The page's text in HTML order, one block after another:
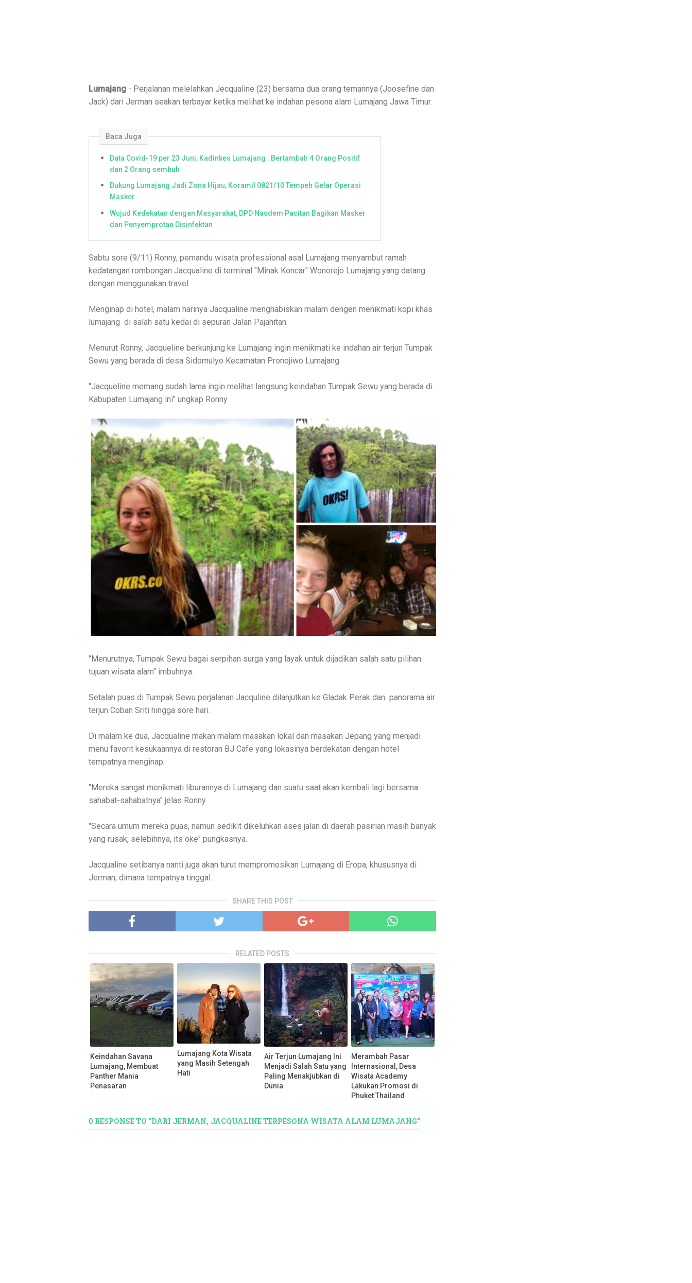
Lumajang - Perjalanan melelahkan Jecqualine (23) bersama dua orang temannya (Joosefine dan
Jack) dari Jerman seakan terbayar ketika melihat ke indahan pesona alam Lumajang Jawa Timur.
Baca Juga
Data Covid-19 per 23 Juni, Kadinkes Lumajang : Bertambah 4 Orang Positif
dan 2 Orang sembuh
Dukung Lumajang Jadi Zona Hijau, Koramil 0821/10 Tempeh Gelar Operasi
Masker
Wujud Kedekatan dengan Masyarakat, DPD Nasdem Pacitan Bagikan Masker
dan Penyemprotan Disinfektan
Sabtu sore (9/11) Ronny, pemandu wisata professional asal Lumajang menyambut ramah
kedatangan rombongan Jacqualine di terminal "Minak Koncar" Wonorejo Lumajang yang datang
dengan menggunakan travel.
Menginap di hotel, malam harinya Jacqualine menghabiskan malam dengen menikmati kopi khas
lumajang di salah satu kedai di sepuran Jalan Pajahitan.
Menurut Ronny, Jacqueline berkunjung ke Lumajang ingin menikmati ke indahan air terjun Tumpak
Sewu yang berada di desa Sidomulyo Kecamatan Pronojiwo Lumajang.
"Jacqueline memang sudah lama ingin melihat langsung keindahan Tumpak Sewu yang berada di
Kabupaten Lumajang ini" ungkap Ronny.
"Menurutnya, Tumpak Sewu bagai serpihan surga yang layak untuk dijadikan salah satu pilihan
tujuan wisata alam" imbuhnya.
Setalah puas di Tumpak Sewu perjalanan Jacquline dilanjutkan ke Gladak Perak dan panorama air
terjun Coban Sriti hingga sore hari.
Di malam ke dua, Jacqualine makan malam masakan lokal dan masakan Jepang yang menjadi
menu favorit kesukaannya di restoran BJ Cafe yang lokasinya berdekatan dengan hotel
tempatnya menginap.
"Mereka sangat menikmati liburannya di Lumajang dan suatu saat akan kembali lagi bersama
sahabat-sahabatnya" jelas Ronny
"Secara umum mereka puas, namun sedikit dikeluhkan ases jalan di daerah pasirian masih banyak
yang rusak, selebihnya, its oke" pungkasnya.
Jacqualine setibanya nanti juga akan turut mempromosikan Lumajang di Eropa, khususnya di
Jerman, dimana tempatnya tinggal.
SHARE THIS POST
RELATED POSTS
Keindahan Savana
Lumajang, Membuat
Panther Mania
Penasaran
Lumajang Kota Wisata
yang Masih Setengah
Hati
Air Terjun Lumajang Ini
Menjadi Salah Satu yang
Paling Menakjubkan di
Dunia
Merambah Pasar
Internasional, Desa
Wisata Academy
Lakukan Promosi di
Phuket Thailand
0 RESPONSE TO "DARI JERMAN, JACQUALINE TERPESONA WISATA ALAM LUMAJANG"